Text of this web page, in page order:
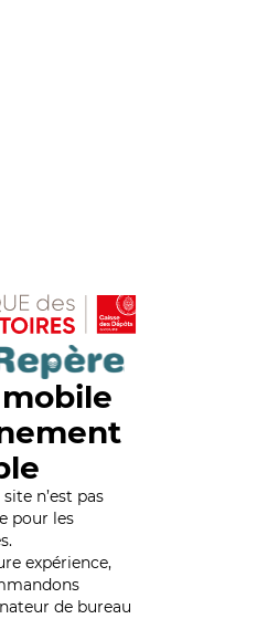
n’est pas
pour les
expérience,
de bureau